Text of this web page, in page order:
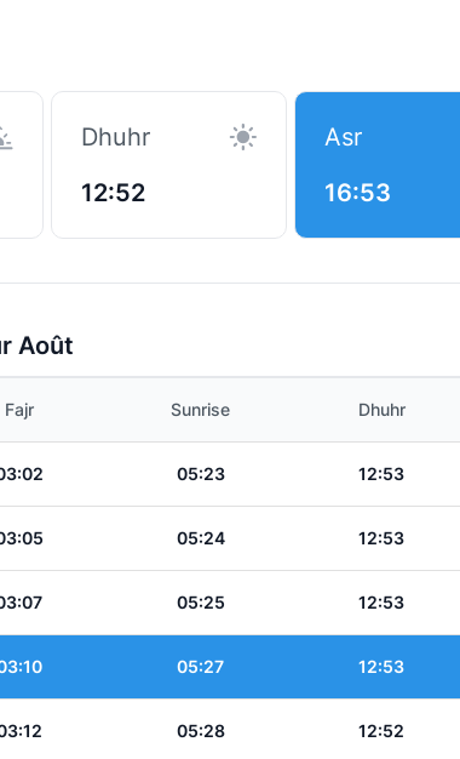
Dhuhr
12:52
Asr
16:53
Août
Fajr Sunrise Dhuhr
05:23 12:53
05:24 12:53
05:25 12:53
05:27 12:53
05:28 12:52